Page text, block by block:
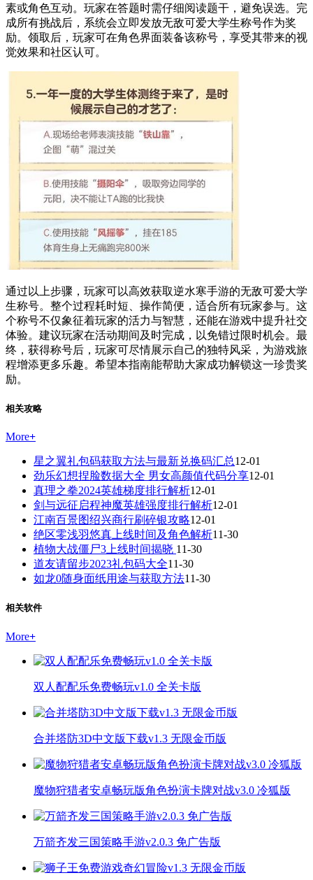
素或角色互动。玩家在答题时需仔细阅读题干，避免误选。完
成所有挑战后，系统会立即发放无敌可爱大学生称号作为奖
励。领取后，玩家可在角色界面装备该称号，享受其带来的视
觉效果和社区认可。
通过以上步骤，玩家可以高效获取逆水寒手游的无敌可爱大学
生称号。整个过程耗时短、操作简便，适合所有玩家参与。这
个称号不仅象征着玩家的活力与智慧，还能在游戏中提升社交
体验。建议玩家在活动期间及时完成，以免错过限时机会。最
终，获得称号后，玩家可尽情展示自己的独特风采，为游戏旅
程增添更多乐趣。希望本指南能帮助大家成功解锁这一珍贵奖
励。
相关攻略
More+
星之翼礼包码获取方法与最新兑换码汇总12-01
劲乐幻想捏脸数据大全 男女高颜值代码分享12-01
真理之拳2024英雄梯度排行解析12-01
剑与远征启程神魔英雄强度排行解析12-01
江南百景图绍兴商行刷碎银攻略12-01
绝区零浅羽悠真上线时间及角色解析11-30
植物大战僵尸3上线时间揭晓 11-30
道友请留步2023礼包码大全11-30
如龙0随身面纸用途与获取方法11-30
相关软件
More+
双人配配乐免费畅玩v1.0 全关卡版
合并塔防3D中文版下载v1.3 无限金币版
魔物狩猎者安卓畅玩版角色扮演卡牌对战v3.0 冷狐版
万箭齐发三国策略手游v2.0.3 免广告版